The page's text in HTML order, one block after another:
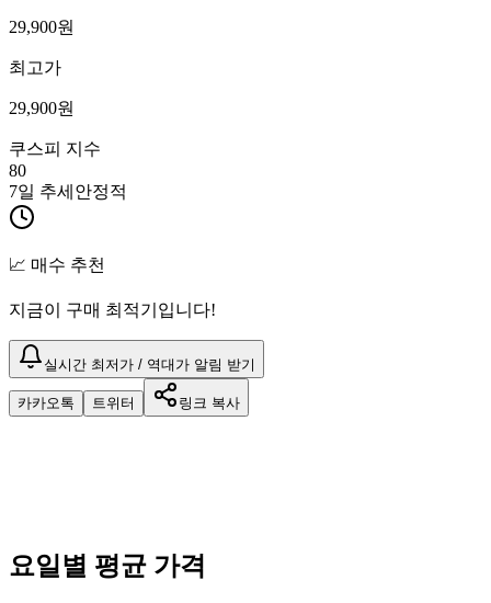
29,900원
최고가
29,900원
쿠스피 지수
80
7일 추세 안정적
📈 매수 추천
지금이 구매 최적기입니다!
실시간 최저가 / 역대가 알림 받기
카카오톡 트위터 링크 복사
요일별 평균 가격